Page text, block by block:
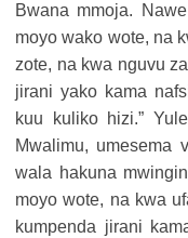
Bwana mmoja.
moyo wako wote, na
zote, na kwa nguvu
jirani yako kama
kuu kuliko hizi.”
Mwalimu, umesema
wala hakuna
moyo wote, na kwa
kumpenda jirani